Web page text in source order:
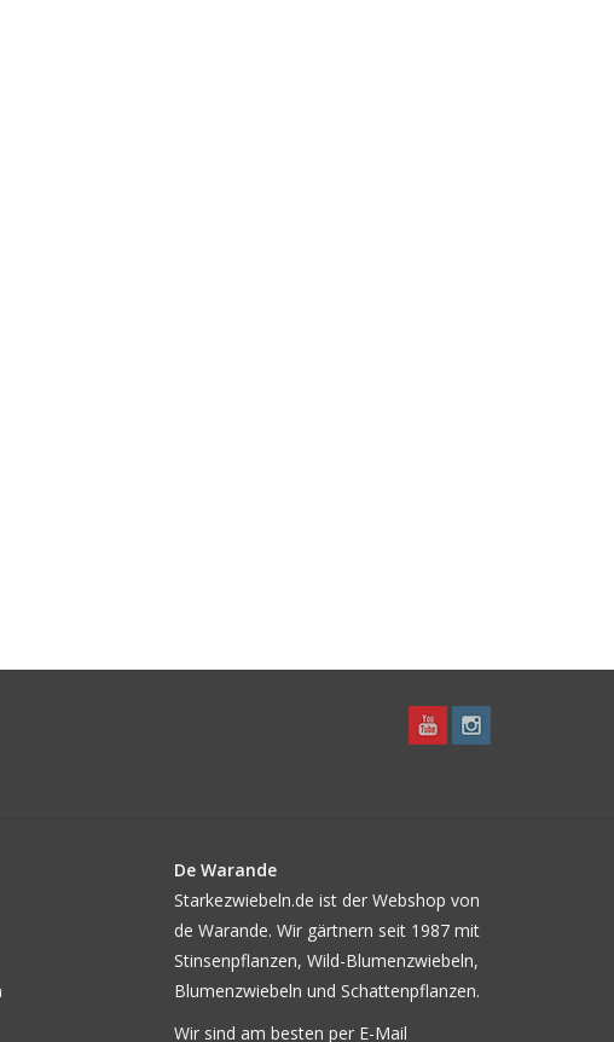
De Warande
Starkezwiebeln.de ist der Webshop von
de Warande. Wir gärtnern seit 1987 mit
Stinsenpflanzen, Wild-Blumenzwiebeln,
Blumenzwiebeln und Schattenpflanzen.
Wir sind am besten per E-Mail